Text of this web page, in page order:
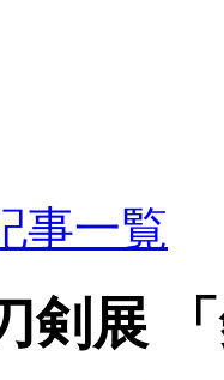
事一覧
剣展